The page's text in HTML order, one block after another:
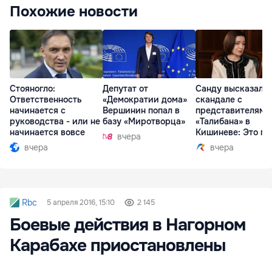
Похожие новости
Стояногло:
Ответственность
начинается с
руководства - или не
начинается вовсе
вчера
Депутат от
«Демократии дома»
Вершинин попал в
базу «Миротворца»
вчера
Санду
скандале с
представителями
«Талибана» в
Кишиневе: Это
вчера
Rbc 5 апреля 2016, 15:10 2 145
Боевые действия в Нагорном
Карабахе приостановлены